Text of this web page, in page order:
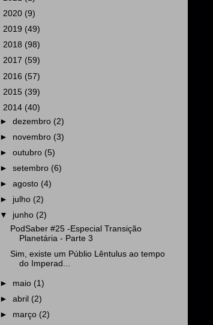
2020 (9)
2019 (49)
2018 (98)
2017 (59)
2016 (57)
2015 (39)
2014 (40)
►dezembro (2)
► novembro (3)
►outubro (5)
►setembro (6)
►agosto (4)
► julho (2)
▼ junho (2)
PodSaber #25 -Especial Transição
Planetária - Parte 3
Sim, existe um Públio Lêntulus ao tempo
do Imperad...
► maio (1)
►abril (2)
► março (2)